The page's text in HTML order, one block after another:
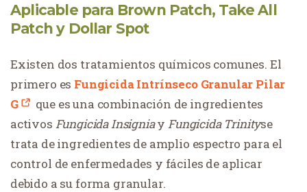
Aplicable para Brown Patch, Take All
Patch y Dollar Spot
Existen dos tratamientos químicos comunes. El
primero es Fungicida Intrínseco Granular Pilar
G
que es una combinación de ingredientes
activos Fungicida InsigniayFungicida Trinityse
trata de ingredientes de amplio espectro para el
control de enfermedades y fáciles de aplicar
debido a su forma granular.